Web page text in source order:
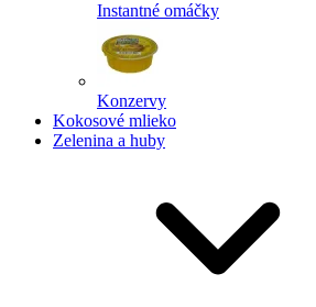
Instantné omáčky
Konzervy
Kokosové mlieko
Zelenina a huby